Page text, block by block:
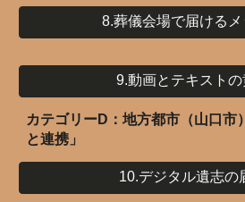
8.葬儀会場で届ける
9.動画とテキストの
カテゴリーD：地方都市（山口市
と連携」
10.デジタル遺志の